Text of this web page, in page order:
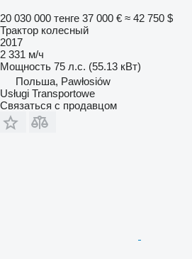
20 030 000 тенге 37 000 € ≈ 42 750 $
Трактор колесный
2017
2 331 м/ч
Мощность 75 л.с. (55.13 кВт)
Польша, Pawłosiów
Usługi Transportowe
Связаться с продавцом